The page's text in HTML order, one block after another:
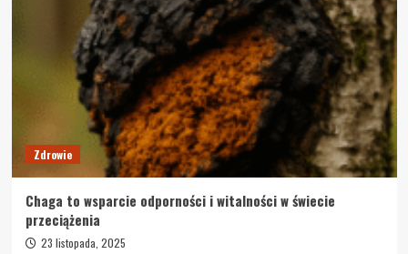
Zdrowie
Chaga to wsparcie odporności i witalności w świecie
przeciążenia
23 listopada, 2025